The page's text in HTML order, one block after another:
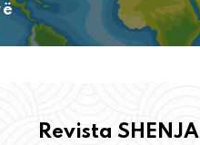
Revista SHENJA